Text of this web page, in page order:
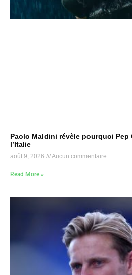
Paolo Maldini révèle pourquoi Pep
l’Italie
août 9, 2026 Aucun commentaire
Read More »